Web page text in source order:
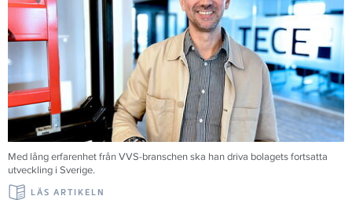
Med lång erfarenhet från VVS-branschen ska han driva bolagets fortsatta
utveckling i Sverige.
LÄS ARTIKELN